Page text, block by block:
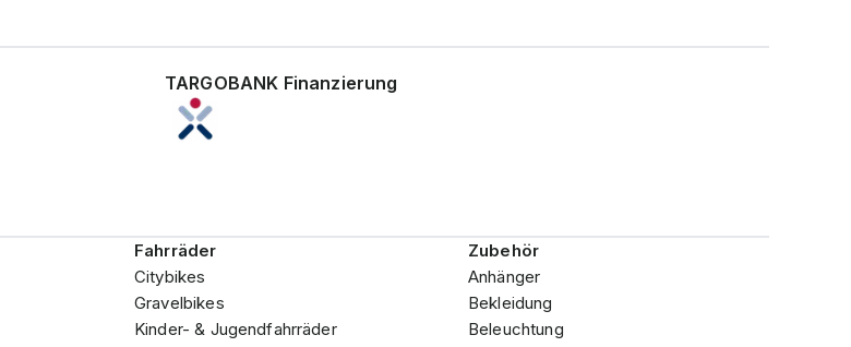
TARGOBANK Finanzierung
Fahrräder
Citybikes
Gravelbikes
Kinder- & Jugendfahrräder
Zubehör
Anhänger
Bekleidung
Beleuchtung